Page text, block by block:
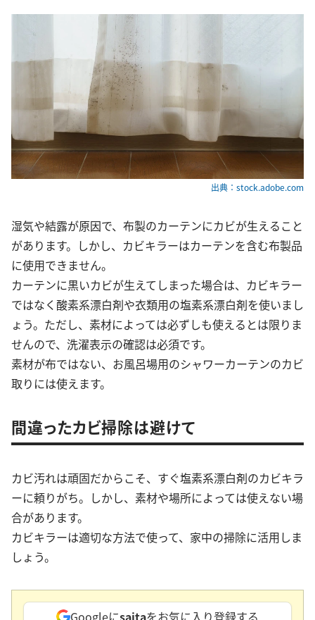
出典：stock.adobe.com
湿気や結露が原因で、布製のカーテンにカビが生えること
があります。しかし、カビキラーはカーテンを含む布製品
に使用できません。
カーテンに黒いカビが生えてしまった場合は、カビキラー
ではなく酸素系漂白剤や衣類用の塩素系漂白剤を使いまし
ょう。ただし、素材によっては必ずしも使えるとは限りま
せんので、洗濯表示の確認は必須です。
素材が布ではない、お風呂場用のシャワーカーテンのカビ
取りには使えます。
間違ったカビ掃除は避けて
カビ汚れは頑固だからこそ、すぐ塩素系漂白剤のカビキラ
ーに頼りがち。しかし、素材や場所によっては使えない場
合があります。
カビキラーは適切な方法で使って、家中の掃除に活用しま
しょう。
Googleにsaitaをお気に入り登録する